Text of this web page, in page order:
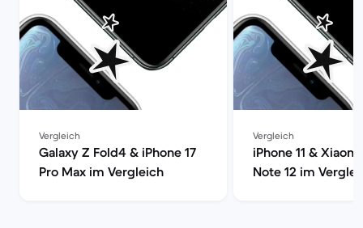
Vergleich
Galaxy Z Fold4 & iPhone 17
Pro Max im Vergleich
Vergleich
iPhone 11 &
Note 12 im